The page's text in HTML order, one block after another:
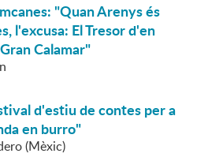
"Quan Arenys és
l'excusa: El Tresor d'en
Calamar"
d'estiu de contes per a
en burro"
(Mèxic)